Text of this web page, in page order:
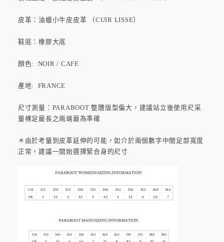
皮革：油蠟小牛皮皮革 （CUIR LISSE）
鞋底：橡膠大底
顏色: NOIR / CAFE
產地: FRANCE
尺寸測量：PARABOOT 整體版型偏大，建議站立後使用尺采
量裸足最長之兩端最為準確
＊由於考量到皮革延伸的可能，如介於兩個數字中間足部寬度
正常，建議一開始選擇緊合身的尺寸